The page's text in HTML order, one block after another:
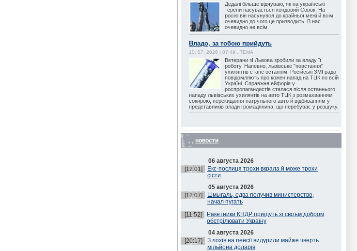
Дедалі більше відчуваю, як на українські
терени насувається кондовий Совок. На
росію він насунувся до крайньої межі й всім
очевидно до чого це призводить. В нас
очевидно не всім.
Владо, за тобою прийдуть
10. 07. 2026 | 07:49 , ТЕМА
Ветерани зІ Львова зробили за владу її
роботу. Напевно, львівське "повстання"
ухилянтів стане останнім. Російські ЗМІ радо
повідомляють про кожен напад на ТЦК по всій
Україні. Справжня ейфорія у
роспропагандистів сталася після останнього
нападу львівських ухилянтів на авто ТЦК з розмахванням
сокирою, перекидання патрульного авто й відбиванням у
представників влади громадянина, що перебуває у розшуку.
новости
06 августа 2026
[12:01]
Екс-послиця трохи вкрала й може трохи
сісти
05 августа 2026
[12:07]
Шмыгаль, едва получив министерство,
начал пугать
[11:52]
Ракетники КНДР приїдуть зі своъм добром
обстрілювати Україну
04 августа 2026
[20:17]
З лохів на пенсії видурили майже чверть
мільйона доларів